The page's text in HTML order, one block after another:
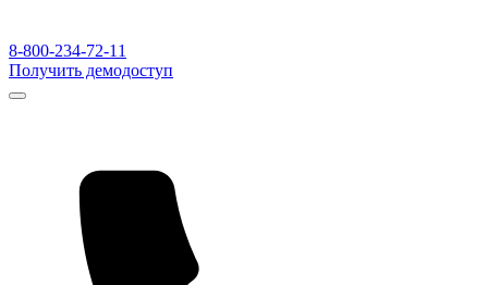
8-800-234-72-11
Получить демодоступ